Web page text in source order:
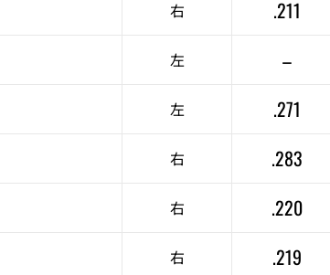
右 .211
左 –
左 .271
右 .283
右 .220
右 .219